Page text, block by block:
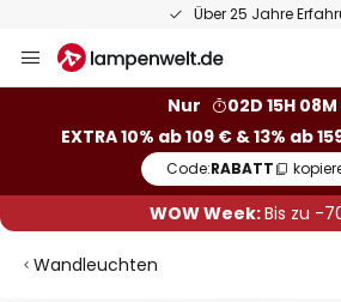
Über 25 Jahre
Inhalt
Nur
02D 15H 08M
EXTRA 10% ab 109 € & 13% ab
Code:RABATT
WOW Week:Bis zu -
Wandleuchten